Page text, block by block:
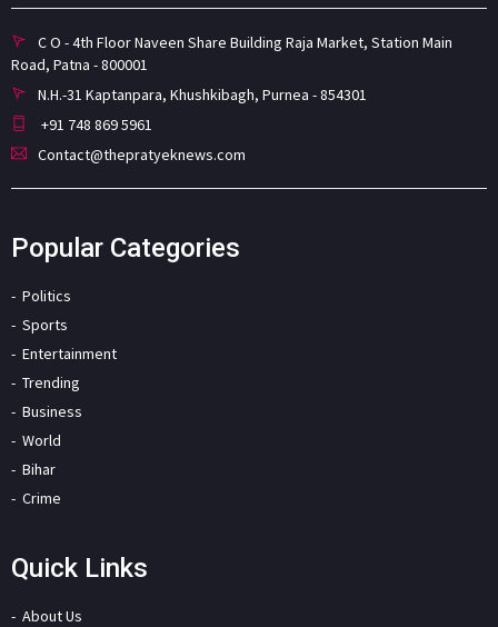
C O - 4th Floor Naveen Share Building Raja Market, Station Main
Road, Patna - 800001
N.H.-31 Kaptanpara, Khushkibagh, Purnea - 854301
+91 748 869 5961
Contact@thepratyeknews.com
Popular Categories
Politics
Sports
Entertainment
Trending
Business
World
Bihar
Crime
Quick Links
About Us